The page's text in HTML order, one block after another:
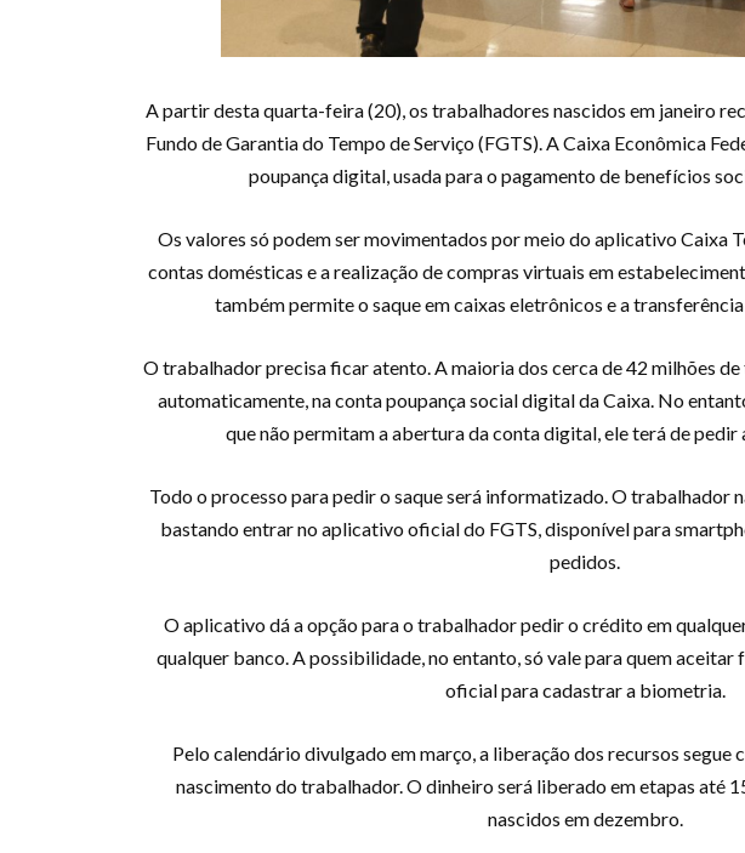
A partir desta quarta-feira (20), os trabalhadores nascidos em janeiro
Fundo de Garantia do Tempo de Serviço (FGTS). A Caixa Econômica
poupança digital, usada para o pagamento de benefícios
Os valores só podem ser movimentados por meio do aplicativo Caixa
contas domésticas e a realização de compras virtuais em
também permite o saque em caixas eletrônicos e a
O trabalhador precisa ficar atento. A maioria dos cerca de 42 milhões
automaticamente, na conta poupança social digital da Caixa. No
que não permitam a abertura da conta digital, ele terá de pedir
Todo o processo para pedir o saque será informatizado. O trabalhador
bastando entrar no aplicativo oficial do FGTS, disponível para
pedidos.
O aplicativo dá a opção para o trabalhador pedir o crédito em
qualquer banco. A possibilidade, no entanto, só vale para quem
oficial para cadastrar a biometria.
Pelo calendário divulgado em março, a liberação dos recursos segue
nascimento do trabalhador. O dinheiro será liberado em etapas até
nascidos em dezembro.